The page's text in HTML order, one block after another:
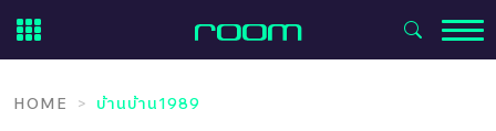
Skip
content
HOME บ้านบ้าน1989